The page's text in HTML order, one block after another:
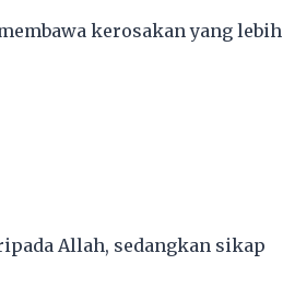
kerosakan yang lebih
Allah, sedangkan sikap